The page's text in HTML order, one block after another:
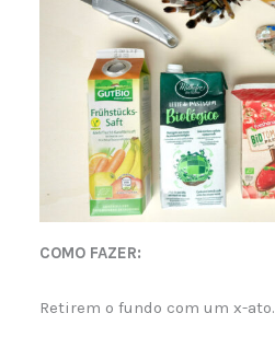
COMO FAZER:
Retirem o fundo com um x-ato.